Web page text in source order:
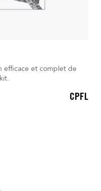
efficace et complet de
CPFL